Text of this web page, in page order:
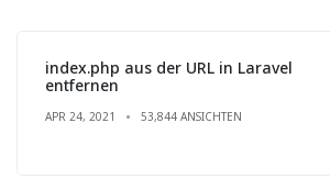
index.php aus der URL in Laravel
entfernen
APR 24, 2021 53,844 ANSICHTEN